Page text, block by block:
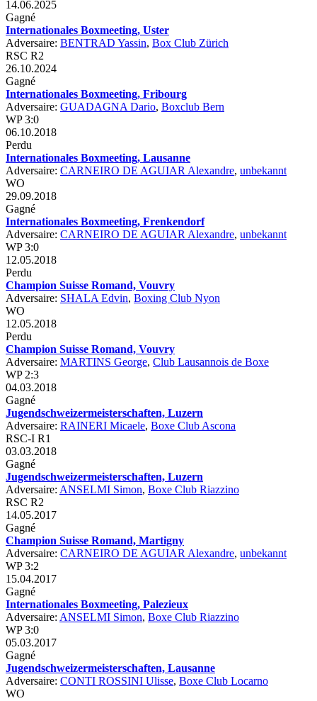
14.06.2025
Gagné
Internationales Boxmeeting, Uster
Adversaire: BENTRAD Yassin, Box Club Zürich
RSC R2
26.10.2024
Gagné
Internationales Boxmeeting, Fribourg
Adversaire: GUADAGNA Dario, Boxclub Bern
WP 3:0
06.10.2018
Perdu
Internationales Boxmeeting, Lausanne
Adversaire: CARNEIRO DE AGUIAR Alexandre, unbekannt
WO
29.09.2018
Gagné
Internationales Boxmeeting, Frenkendorf
Adversaire: CARNEIRO DE AGUIAR Alexandre, unbekannt
WP 3:0
12.05.2018
Perdu
Champion Suisse Romand, Vouvry
Adversaire: SHALA Edvin, Boxing Club Nyon
WO
12.05.2018
Perdu
Champion Suisse Romand, Vouvry
Adversaire: MARTINS George, Club Lausannois de Boxe
WP 2:3
04.03.2018
Gagné
Jugendschweizermeisterschaften, Luzern
Adversaire: RAINERI Micaele, Boxe Club Ascona
RSC-I R1
03.03.2018
Gagné
Jugendschweizermeisterschaften, Luzern
Adversaire: ANSELMI Simon, Boxe Club Riazzino
RSC R2
14.05.2017
Gagné
Champion Suisse Romand, Martigny
Adversaire: CARNEIRO DE AGUIAR Alexandre, unbekannt
WP 3:2
15.04.2017
Gagné
Internationales Boxmeeting, Palezieux
Adversaire: ANSELMI Simon, Boxe Club Riazzino
WP 3:0
05.03.2017
Gagné
Jugendschweizermeisterschaften, Lausanne
Adversaire: CONTI ROSSINI Ulisse, Boxe Club Locarno
WO